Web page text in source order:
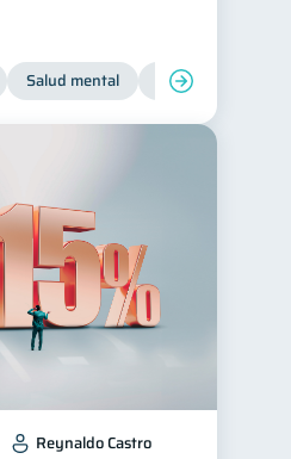
Salud mental Inclusión
Reynaldo Castro